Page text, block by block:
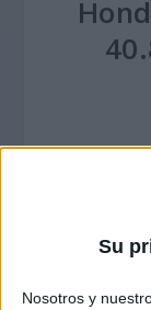
Su
Nosotros y